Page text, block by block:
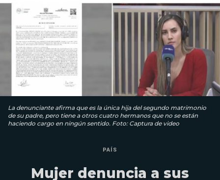
La denunciante afirma que es la única hija del segundo matrimonio
de su padre, pero tiene a otros cuatro hermanos que no se están
haciendo cargo en ningún sentido. Foto: Captura de video
PAÍS
Mujer denuncia a sus